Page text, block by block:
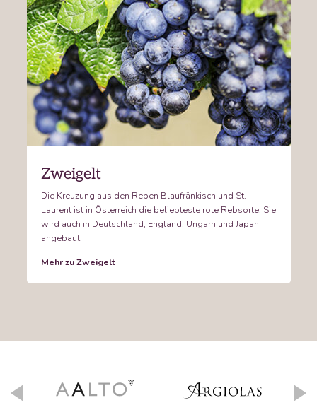
Zweigelt
Die Kreuzung aus den Reben Blaufränkisch und St.
Laurent ist in Österreich die beliebteste rote Rebsorte. Sie
wird auch in Deutschland, England, Ungarn und Japan
angebaut.
Mehr zu Zweigelt